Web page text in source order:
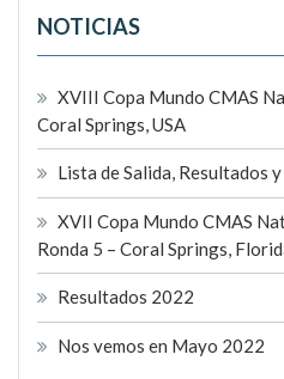
NOTICIAS
XVIII Copa Mundo CMAS
Coral Springs, USA
Lista de Salida, Resultados
XVII Copa Mundo CMAS
Ronda 5 – Coral Springs,
Resultados 2022
Nos vemos en Mayo 2022